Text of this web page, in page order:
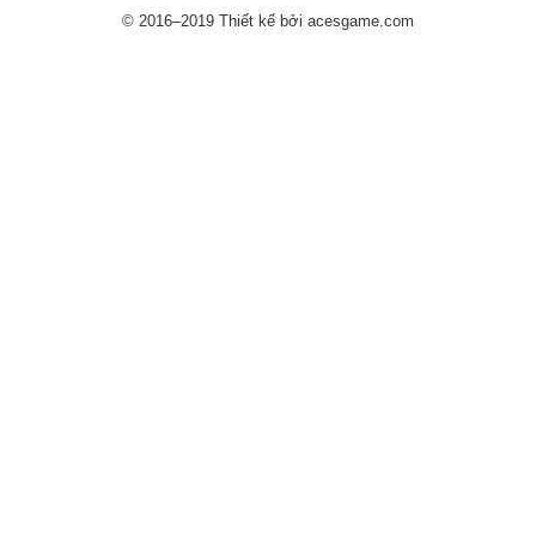
© 2016–2019 Thiết kế bởi acesgame.com